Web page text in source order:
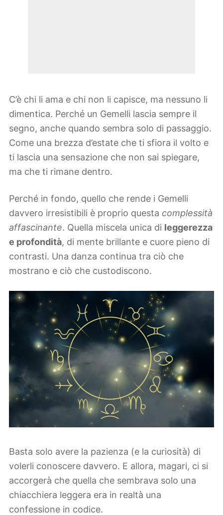
C’è chi li ama e chi non li capisce, ma nessuno li
dimentica. Perché un Gemelli lascia sempre il
segno, anche quando sembra solo di passaggio.
Come una brezza d’estate che ti sfiora il volto e
ti lascia una sensazione che non sai spiegare,
ma che ti rimane dentro.
Perché in fondo, quello che rende i Gemelli
davvero irresistibili è proprio questa complessità
affascinante. Quella miscela unica di leggerezza
e profondità, di mente brillante e cuore pieno di
contrasti. Una danza continua tra ciò che
mostrano e ciò che custodiscono.
Basta solo avere la pazienza (e la curiosità) di
volerli conoscere davvero. E allora, magari, ci si
accorgerà che quella che sembrava solo una
chiacchiera leggera era in realtà una
confessione in codice.